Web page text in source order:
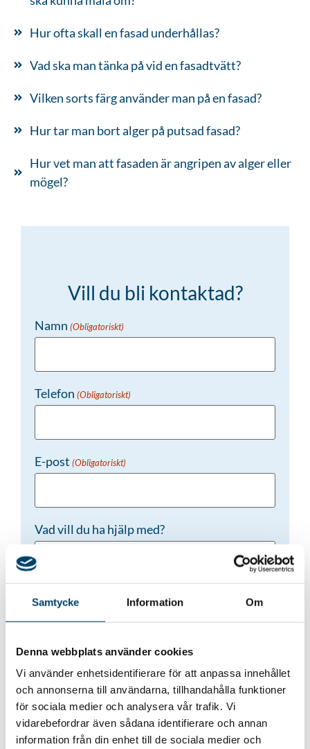
Samtycke Information Om
Denna webbplats använder cookies
Vi använder enhetsidentifierare för att anpassa innehållet
och annonserna till användarna, tillhandahålla funktioner
för sociala medier och analysera vår trafik. Vi
vidarebefordrar även sådana identifierare och annan
information från din enhet till de sociala medier och
Hur ofta skall en fasad underhållas?
Vad ska man tänka på vid en fasadtvätt?
Vilken sorts färg använder man på en fasad?
Hur tar man bort alger på putsad fasad?
Hur vet man att fasaden är angripen av alger eller
mögel?
Vill du bli kontaktad?
Namn (Obligatoriskt)
Telefon (Obligatoriskt)
E-post (Obligatoriskt)
Vad vill du ha hjälp med?
Genom att skicka dina uppgifter samtycker du till
CAPTCHA